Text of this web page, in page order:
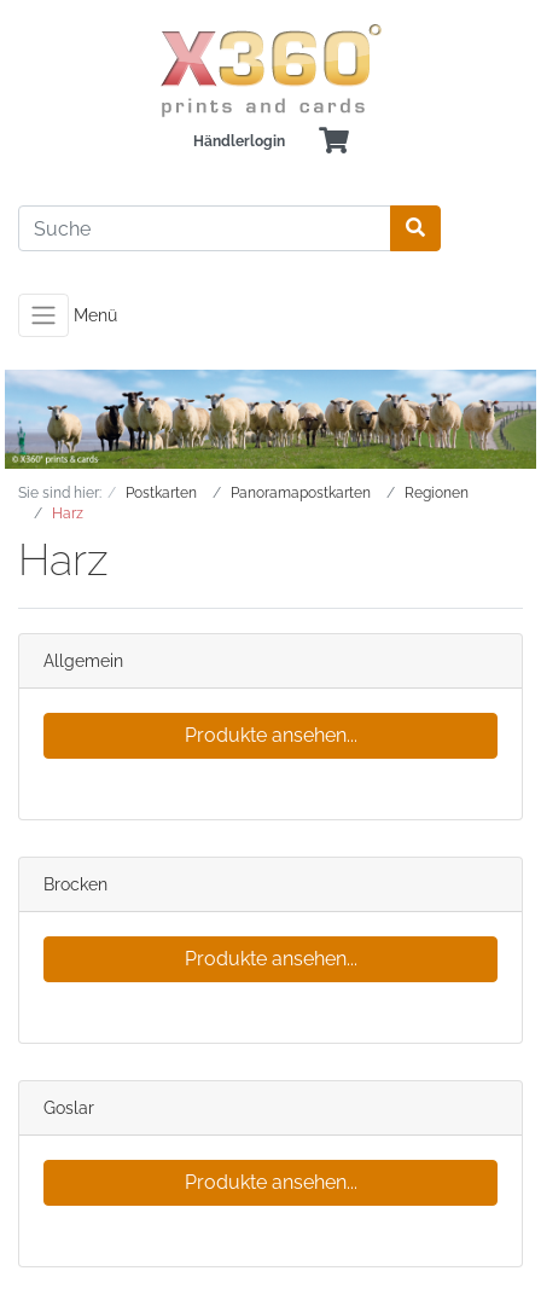
Händlerlogin
Menü
Sie sind hier: Postkarten Panoramapostkarten
Regionen
Harz
Harz
Allgemein
Produkte ansehen...
Brocken
Produkte ansehen...
Goslar
Produkte ansehen...